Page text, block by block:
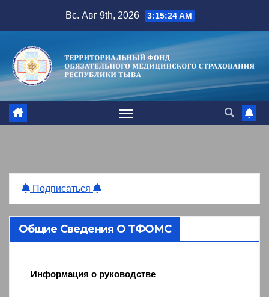
содержимому
Вс. Авг 9th, 2026 3:15:25 AM
Подписаться
Общие Сведения О ТФОМС
Информация о руководстве